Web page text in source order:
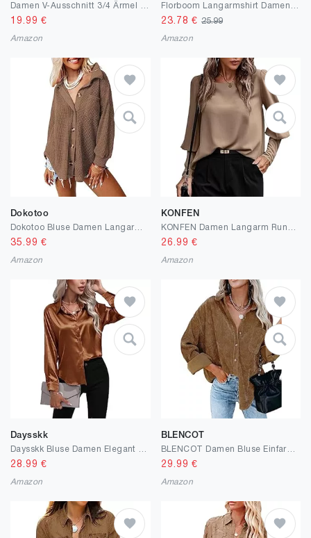
19.99 €
Amazon
23.78 € 25.99
Amazon
Dokotoo
Dokotoo Bluse Damen Langarm Elegant Hemdjacke Lässig Oberteile Hemd Langarmshirt Waffel Knopfleiste Einfarbig Shirts Stehkragen Locker Hemdbluse S-2XL
35.99 €
Amazon
KONFEN
26.99 €
Amazon
Daysskk
28.99 €
Amazon
BLENCOT
BLENCOT Damen Bluse Einfarbig Pullover Corduroy Hemd Langarm Strickjacke Button Down Tuniken V-Ausschnitt Shirt Oversized Jacket Blusen Basic Oberteile Loose Mantel S-XXL
29.99 €
Amazon